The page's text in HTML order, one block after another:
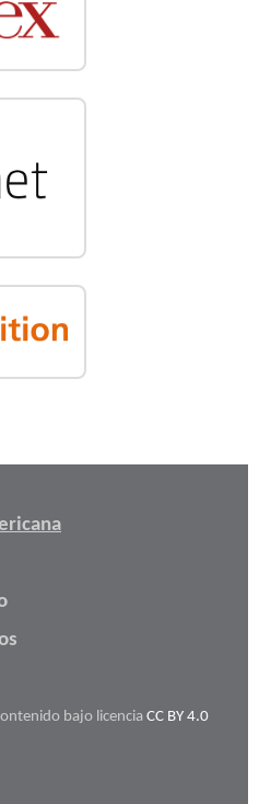
bajo licenciaCC BY 4.0